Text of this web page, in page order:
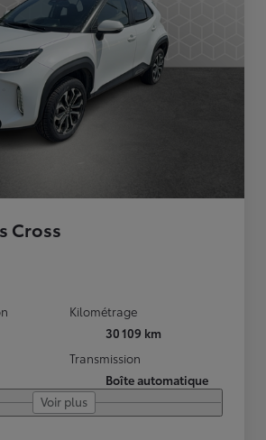
Cross
Kilométrage
30 109 km
Transmission
Boîte automatique
Voir plus